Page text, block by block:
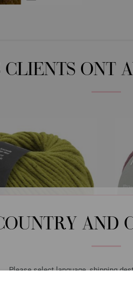
AND
Please select language, shipping
CLIENTS ONT